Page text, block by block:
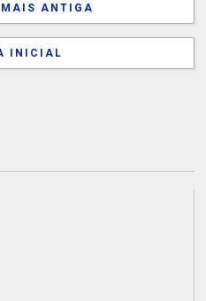
MAIS ANTIGA
INICIAL